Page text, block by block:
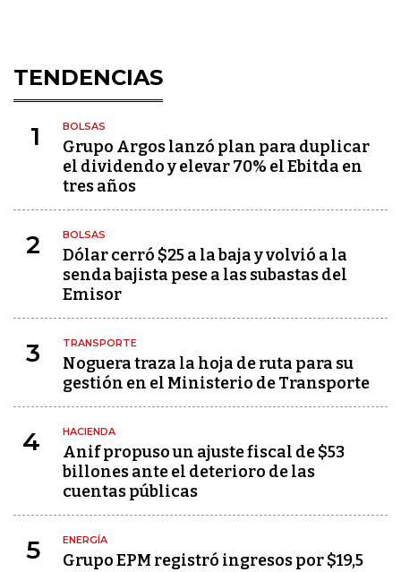
TENDENCIAS
1 BOLSAS
Grupo Argos lanzó plan para duplicar
el dividendo y elevar 70% el Ebitda en
tres años
2 BOLSAS
Dólar cerró $25 a la baja y volvió a la
senda bajista pese a las subastas del
Emisor
3 TRANSPORTE
Noguera traza la hoja de ruta para su
gestión en el Ministerio de Transporte
4 HACIENDA
Anif propuso un ajuste fiscal de $53
billones ante el deterioro de las
cuentas públicas
5 ENERGÍA
Grupo EPM registró ingresos por $19,5